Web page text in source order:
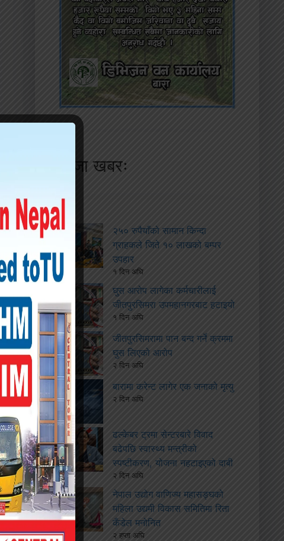
ताजा खबरः
२५० रुपैयाँको सामान किन्दा
ग्राहकले जिते १० लाखको बम्पर
उपहार
१ दिन अघि
घुस आरोप लागेका कर्मचारीलाई
जीतपुरसिमरा उपमहानगरबाट हटाइयो
१ दिन अघि
जीतपुरसिमरामा पान बन्द गर्ने क्रममा
घुस लिएको आरोप
२ दिन अघि
बारामा करेन्ट लागेर एक जनाको मृत्यु
२ दिन अघि
ढल्केबर ट्रमा सेन्टरबारे विवाद
बढेपछि स्वास्थ्य मन्त्रीको
स्पष्टीकरण, योजना नहटाइएको दाबी
२ दिन अघि
नेपाल उद्योग वाणिज्य महासङ्घको
महिला उद्यमी विकास समितिमा रिता
कँडेल मनोनित
२ हप्ता अघि